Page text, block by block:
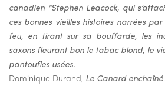
canadien "Stephen Leacock, qui
ces bonnes vieilles histoires narrées
feu, en tirant sur sa bouffarde, les
saxons fleurant bon le tabac blond, le
pantoufles usées.
Dominique Durand, Le Canard enchaîné.